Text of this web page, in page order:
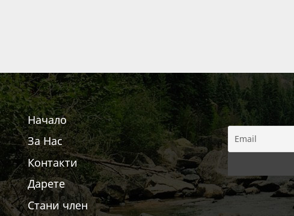
Начало
За Нас
Контакти
Дарете
Стани член